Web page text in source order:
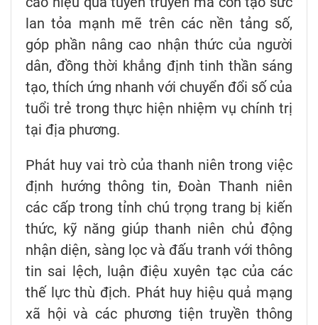
lan tỏa mạnh mẽ trên các nền tảng số,
góp phần nâng cao nhận thức của người
dân, đồng thời khẳng định tinh thần sáng
tạo, thích ứng nhanh với chuyển đổi số của
tuổi trẻ trong thực hiện nhiệm vụ chính trị
tại địa phương.
Phát huy vai trò của thanh niên trong việc
định hướng thông tin, Đoàn Thanh niên
các cấp trong tỉnh chú trọng trang bị kiến
thức, kỹ năng giúp thanh niên chủ động
nhận diện, sàng lọc và đấu tranh với thông
tin sai lệch, luận điệu xuyên tạc của các
thế lực thù địch. Phát huy hiệu quả mạng
xã hội và các phương tiện truyền thông